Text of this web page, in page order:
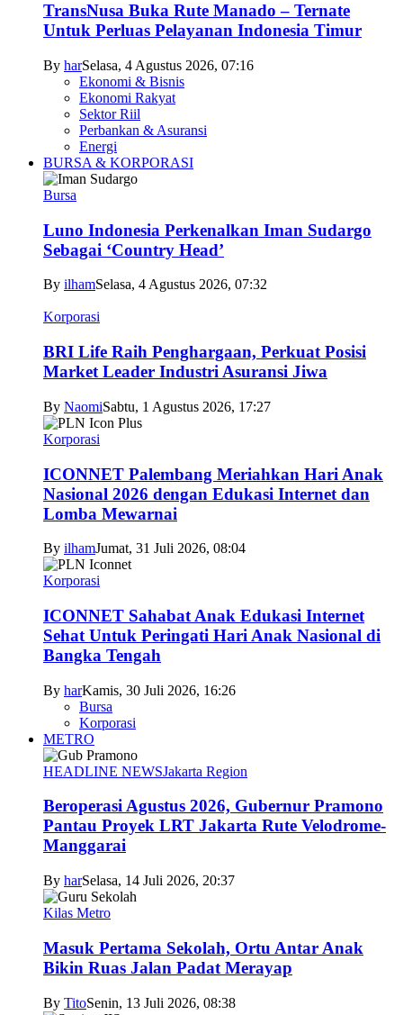
TransNusa Buka Rute Manado – Ternate
Untuk Perluas Pelayanan Indonesia Timur
By harSelasa, 4 Agustus 2026, 07:16
Ekonomi & Bisnis
Ekonomi Rakyat
Sektor Riil
Perbankan & Asuransi
Energi
BURSA & KORPORASI
Bursa
Luno Indonesia Perkenalkan Iman Sudargo
Sebagai ‘Country Head’
By ilhamSelasa, 4 Agustus 2026, 07:32
Korporasi
BRI Life Raih Penghargaan, Perkuat Posisi
Market Leader Industri Asuransi Jiwa
By NaomiSabtu, 1 Agustus 2026, 17:27
Korporasi
ICONNET Palembang Meriahkan Hari Anak
Nasional 2026 dengan Edukasi Internet dan
Lomba Mewarnai
By ilhamJumat, 31 Juli 2026, 08:04
Korporasi
ICONNET Sahabat Anak Edukasi Internet
Sehat Untuk Peringati Hari Anak Nasional di
Bangka Tengah
By harKamis, 30 Juli 2026, 16:26
Bursa
Korporasi
METRO
HEADLINE NEWSJakarta Region
Beroperasi Agustus 2026, Gubernur Pramono
Pantau Proyek LRT Jakarta Rute Velodrome-
Manggarai
By harSelasa, 14 Juli 2026, 20:37
Kilas Metro
Masuk Pertama Sekolah, Ortu Antar Anak
Bikin Ruas Jalan Padat Merayap
By TitoSenin, 13 Juli 2026, 08:38